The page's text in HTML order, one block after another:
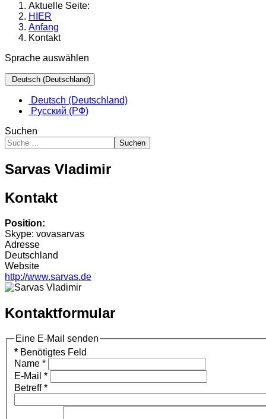
Aktuelle Seite:
HIER
Anfang
Kontakt
Sprache auswählen
Deutsch (Deutschland)
Deutsch (Deutschland)
Русский (РФ)
Suchen
Suchen
Sarvas Vladimir
Kontakt
Position:
Skype: vovasarvas
Adresse
Deutschland
Website
http://www.sarvas.de
Kontaktformular
Eine E-Mail senden
* Benötigtes Feld
Name *
E-Mail *
Betreff*